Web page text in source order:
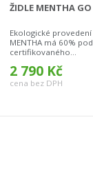
ŽIDLE MENTHA GO
Ekologické provedení
MENTHA má 60%
certifikovaného...
2 790 Kč
cena bez DPH